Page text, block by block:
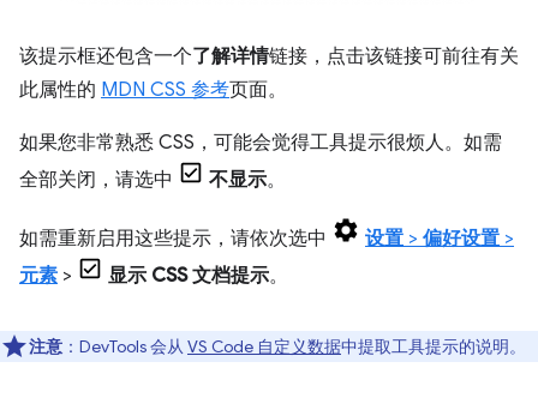
该提示框还包含一个了解详情链接，点击该链接可前往有关
此属性的 MDN CSS 参考页面。
如果您非常熟悉 CSS，可能会觉得工具提示很烦人。如需
全部关闭，请选中
不显示。
如需重新启用这些提示，请依次选中 设置 > 偏好设置 >
元素 > 显示 CSS 文档提示。
注意 ：DevTools 会从 VS Code 自定义数据中提取工具提示的说明。